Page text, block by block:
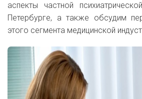
аспекты частной
Петербурге, а также обсудим
этого сегмента медицинской